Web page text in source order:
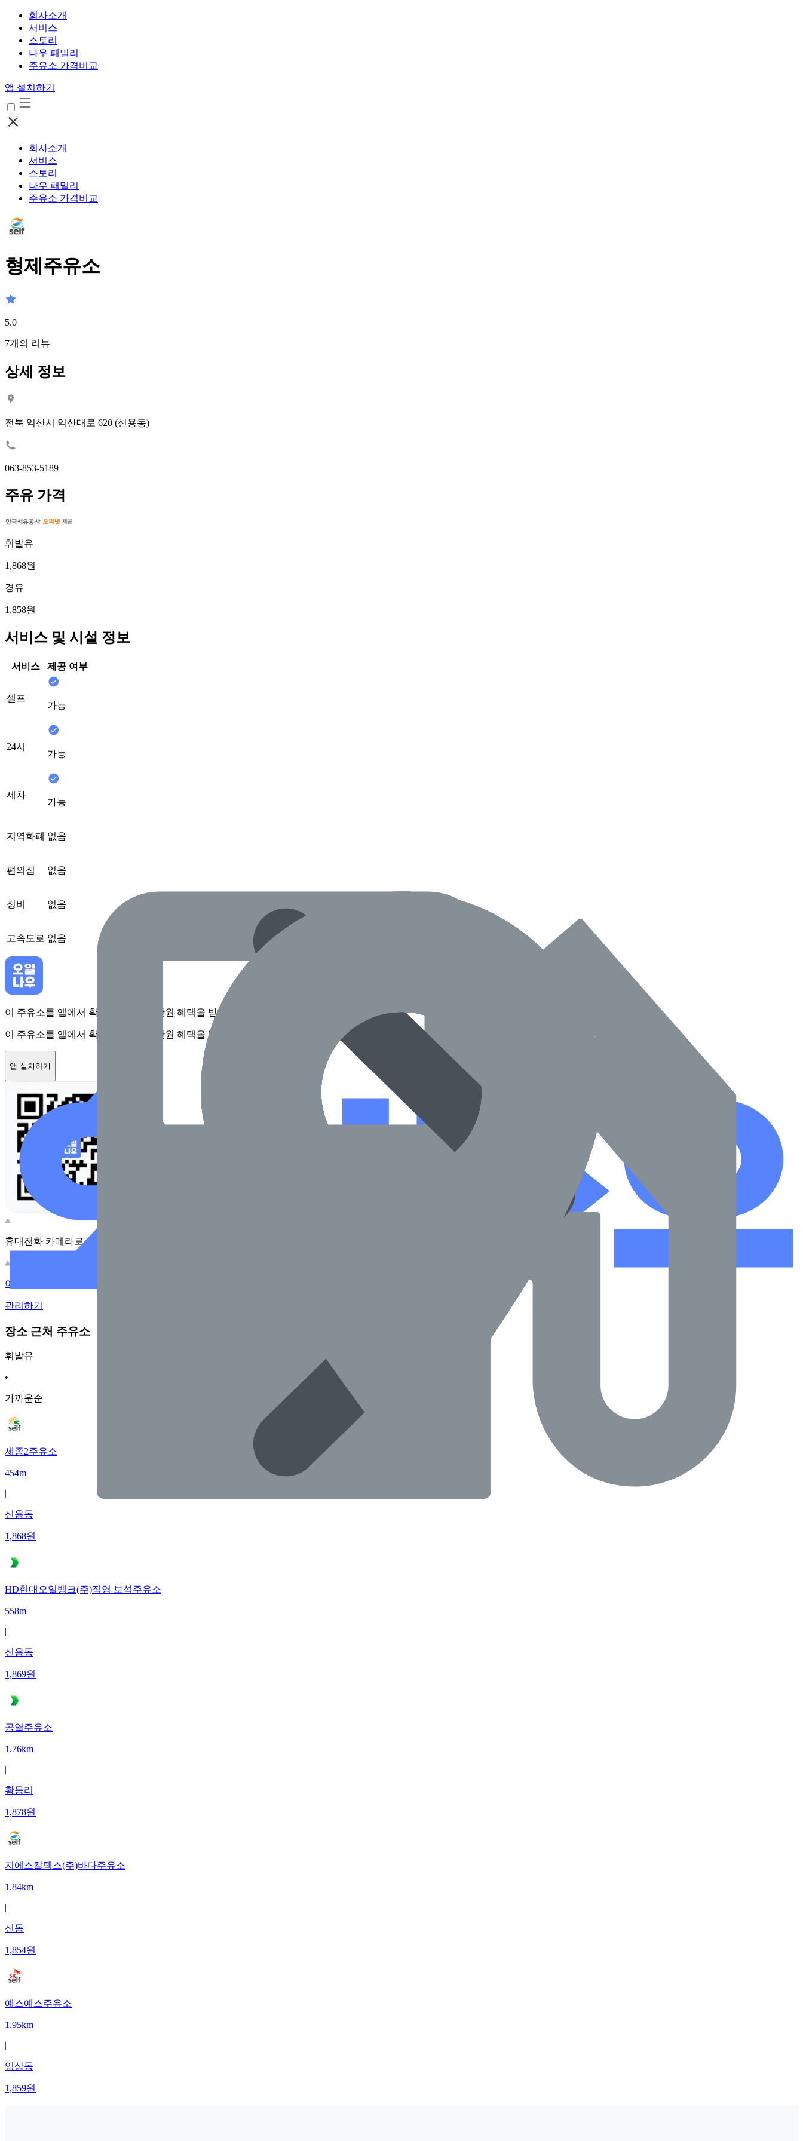
회사소개
서비스
스토리
나우 패밀리
주유소 가격비교
앱 설치하기
회사소개
서비스
스토리
나우 패밀리
주유소 가격비교
형제주유소
5.0
7개의 리뷰
상세 정보
전북 익산시 익산대로 620 (신용동)
063-853-5189
주유 가격
휘발유
1,868원
경유
1,858원
서비스 및 시설 정보
서비스 제공 여부
셀프
가능
24시
가능
세차
가능
지역화폐 없음
편의점 없음
정비 없음
고속도로 없음
이 주유소를 앱에서 확인하고 최대 1만원 혜택을 받아보세요
이 주유소를 앱에서 확인하고 최대 1만원 혜택을 받아보세요
앱 설치하기
휴대전화 카메라로 찍어보세요
이 주유소의 사장님이신가요?
관리하기
장소 근처 주유소
휘발유
•
가까운순
세종2주유소
454m
|
신용동
1,868원
HD현대오일뱅크(주)직영 보석주유소
558m
|
신용동
1,869원
공열주유소
1.76km
|
황등리
1,878원
지에스칼텍스(주)바다주유소
1.84km
|
신동
1,854원
예스예스주유소
1.95km
|
임상동
1,859원